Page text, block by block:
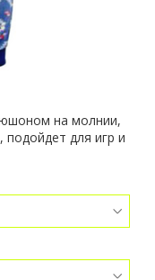
на молнии,
для игр и